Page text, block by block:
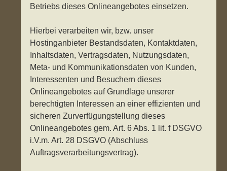
Betriebs dieses Onlineangebotes einsetzen.
Hierbei verarbeiten wir, bzw. unser
Hostinganbieter Bestandsdaten, Kontaktdaten,
Inhaltsdaten, Vertragsdaten, Nutzungsdaten,
Meta- und Kommunikationsdaten von Kunden,
Interessenten und Besuchern dieses
Onlineangebotes auf Grundlage unserer
berechtigten Interessen an einer effizienten und
sicheren Zurverfügungstellung dieses
Onlineangebotes gem. Art. 6 Abs. 1 lit. f DSGVO
i.V.m. Art. 28 DSGVO (Abschluss
Auftragsverarbeitungsvertrag).